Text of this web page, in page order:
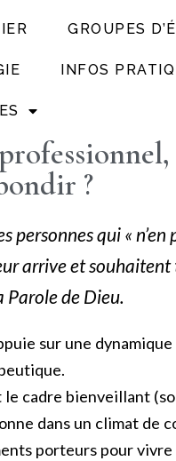
GROUPES
INFOS
?
personnes qui «
arrive et
Parole de Dieu.
sur une
le cadre bienveillant
dans un climat de
porteurs pour vivre